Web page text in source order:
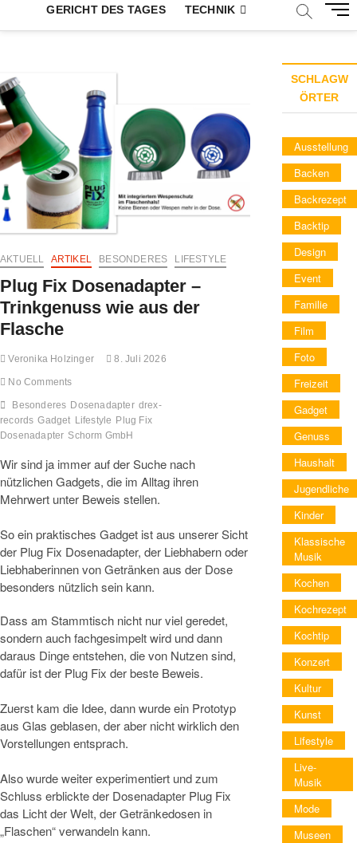
GERICHT DES TAGES TECHNIK
M
u
B
u
t
o
n
AKTUELL ARTIKEL BESONDERES LIFESTYLE
Plug Fix Dosenadapter –
Trinkgenuss wie aus der
Flasche
Veronika Holzinger 8. Juli 2026
No Comments
Besonderes Dosenadapter drex-
records Gadget Lifestyle Plug Fix
Dosenadapter Schorm GmbH
Wir sind ja immer auf der Suche nach
nützlichen Gadgets, die im Alltag ihren
Mehrwert unter Beweis stellen.
So ein praktisches Gadget ist aus unserer Sicht
der Plug Fix Dosenadapter, der Liebhabern oder
Liebhaberinnen von Getränken aus der Dose
besonders nützlich sein kann.
Dass am Stammtisch nicht nur viel geredet,
sondern auch fachgesimpelt wird und dann
daraus Dinge entstehen, die von Nutzen sind,
dafür ist der Plug Fix der beste Beweis.
Zuerst kam die Idee, dann wurde ein Prototyp
aus Glas geblasen, der aber nicht wirklich den
Vorstellungen entsprach.
Also wurde weiter experimentiert und zum
Schluss erblickte der Dosenadapter Plug Fix
das Licht der Welt, der Getränkedosen in
„Flaschen“ verwandeln kann.
SCHLAGW
ÖRTER
Ausstellung
Backen
Backrezept
Backtip
Design
Event
Familie
Film
Foto
Freizeit
Gadget
Genuss
Haushalt
Jugendliche
Kinder
Klassische
Musik
Kochen
Kochrezept
Kochtip
Konzert
Kultur
Kunst
Lifestyle
Live-
Musik
Mode
Museen